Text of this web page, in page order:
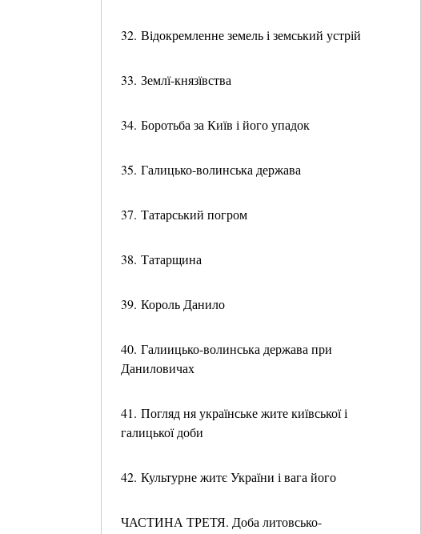
32. Відокремленне земель і земський устрій
33. Землї-князївства
34. Боротьба за Київ і його упадок
35. Галицько-волинська держава
37. Татарський погром
38. Татарщина
39. Король Данило
40. Галиицько-волинська держава при
Даниловичах
41. Погляд ня українське жите київської і
галицької доби
42. Культурне житє України і вага його
ЧАСТИНА ТРЕТЯ. Доба литовсько-